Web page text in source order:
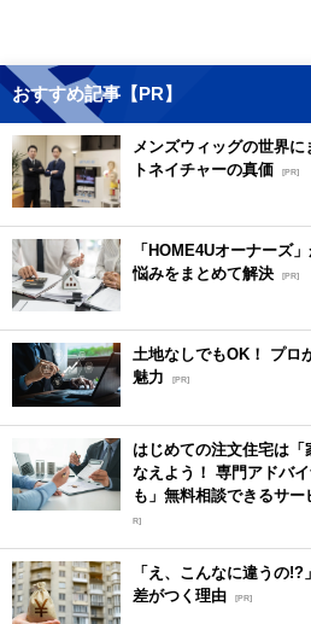
おすすめ記事【PR】
メンズウィッグの世界
トネイチャーの真価 [PR]
「HOME4Uオーナーズ
悩みをまとめて解決 [PR]
土地なしでもOK！ プロ
魅力
[PR]
はじめての注文住宅は
なえよう！ 専門アドバ
も」無料相談できるサ
R]
「え、こんなに違うの
差がつく理由 [PR]